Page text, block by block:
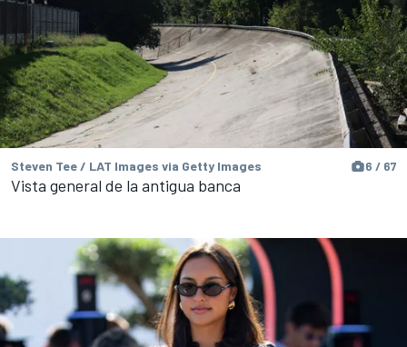
Steven Tee / LAT Images via Getty Images 6 / 67
Vista general de la antigua banca